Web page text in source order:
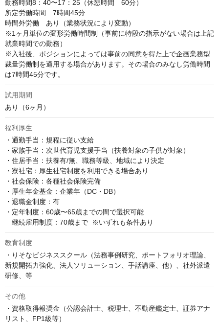
勤務時間8：40〜17：25（休憩時間　60分）
所定労働時間　7時間45分
時間外労働　あり（業務状況により変動）
※1ヶ月単位の変形労働時間制（事前に特段の指示がない場合は上記
就業時間での勤務）
※入社後、ポジションによっては事前の同意を得た上で企画業務型
裁量労働制を適用する場合があります。その場合のみなし労働時間
は7時間45分です。
試用期間
あり（6ヶ月）
福利厚生
・通勤手当：規程に従い支給
・家族手当：次世代育児支援手当（扶養対象の子供が対象）
・住居手当：扶養有/無、職務等級、地域により決定
・寮社宅：厚生社宅制度を利用できる場合あり
・社会保険：各種社会保険完備
・厚生年金基金：企業年（DC・DB）
・退職金制度：有
・定年制度：60歳〜65歳までの間で選択可能
継続雇用制度：70歳まで  ※いずれも条件あり
教育制度
・りそなビジネススクール（法務事例研究、ポートフォリオ理論、
新規開拓力強化、法人ソリューション、手話講座、他）、社外派遣
研修、等
その他
・資格取得報奨金（公認会計士、税理士、不動産鑑定士、証券アナ
リスト、FP1級等）